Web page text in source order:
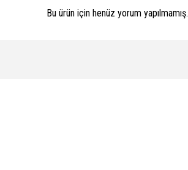
Bu ürün için henüz yorum yapılmamış.